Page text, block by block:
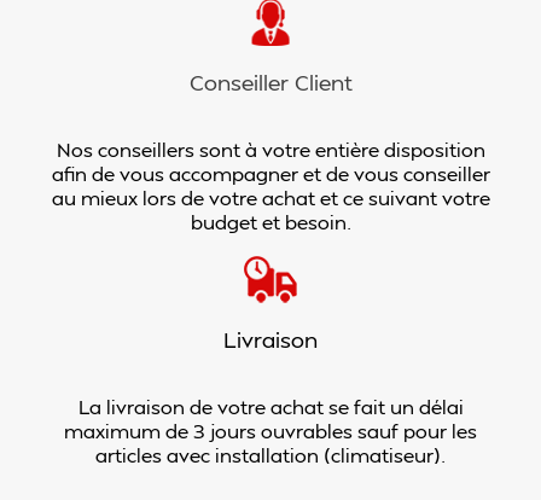
Conseiller Client
Nos conseillers sont à votre entière disposition
afin de vous accompagner et de vous conseiller
au mieux lors de votre achat et ce suivant votre
budget et besoin.
Livraison
La livraison de votre achat se fait un délai
maximum de 3 jours ouvrables sauf pour les
articles avec installation (climatiseur).